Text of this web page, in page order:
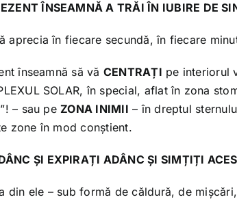
ÎNSEAMNĂ A TRĂI ÎN IUBIRE DE
aprecia în fiecare secundă, în fiecare
înseamnă să vă CENTRAȚI pe interiorul
SOLAR, în special, aflat în zona
– sau peZONA INIMII – în dreptul
zone în mod conștient.
ȘI EXPIRAȚI ADÂNC ȘI SIMȚIȚI
din ele – sub formă de căldură, de